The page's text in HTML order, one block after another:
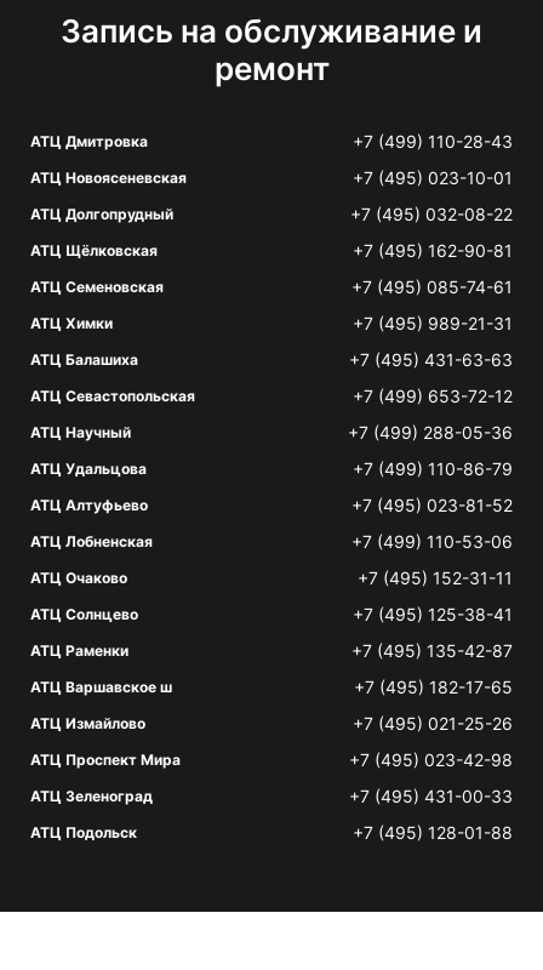
Запись на обслуживание и
ремонт
АТЦ Дмитровка +7 (499) 110-28-43
АТЦ Новоясеневская +7 (495) 023-10-01
АТЦ Долгопрудный +7 (495) 032-08-22
АТЦ Щёлковская +7 (495) 162-90-81
АТЦ Семеновская +7 (495) 085-74-61
АТЦ Химки +7 (495) 989-21-31
АТЦ Балашиха +7 (495) 431-63-63
АТЦ Севастопольская +7 (499) 653-72-12
АТЦ Научный +7 (499) 288-05-36
АТЦ Удальцова +7 (499) 110-86-79
АТЦ Алтуфьево +7 (495) 023-81-52
АТЦ Лобненская +7 (499) 110-53-06
АТЦ Очаково +7 (495) 152-31-11
АТЦ Солнцево +7 (495) 125-38-41
АТЦ Раменки +7 (495) 135-42-87
АТЦ Варшавское ш +7 (495) 182-17-65
АТЦ Измайлово +7 (495) 021-25-26
АТЦ Проспект Мира +7 (495) 023-42-98
АТЦ Зеленоград +7 (495) 431-00-33
АТЦ Подольск +7 (495) 128-01-88